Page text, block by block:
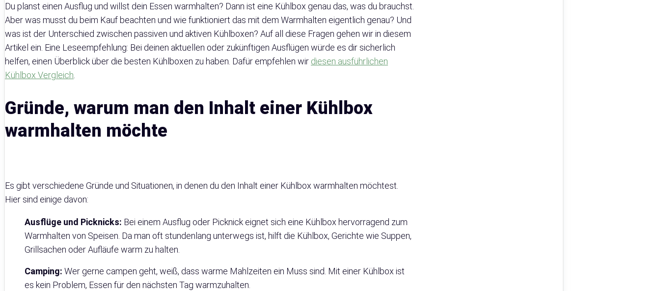
Du planst einen Ausflug und willst dein Essen warmhalten? Dann ist eine Kühlbox genau das, was du brauchst.
Aber was musst du beim Kauf beachten und wie funktioniert das mit dem Warmhalten eigentlich genau? Und
was ist der Unterschied zwischen passiven und aktiven Kühlboxen? Auf all diese Fragen gehen wir in diesem
Artikel ein. Eine Leseempfehlung: Bei deinen aktuellen oder zukünftigen Ausflügen würde es dir sicherlich
helfen, einen Überblick über die besten Kühlboxen zu haben. Dafür empfehlen wir diesen ausführlichen
Kühlbox Vergleich
Gründe, warum man den Inhalt einer Kühlbox
warmhalten möchte
Es gibt verschiedene Gründe und Situationen, in denen du den Inhalt einer Kühlbox warmhalten möchtest.
Hier sind einige davon:
Ausflüge und Picknicks: Bei einem Ausflug oder Picknick eignet sich eine Kühlbox hervorragend zum
Warmhalten von Speisen. Da man oft stundenlang unterwegs ist, hilft die Kühlbox, Gerichte wie Suppen,
Grillsachen oder Aufläufe warm zu halten.
Camping: Wer gerne campen geht, weiß, dass warme Mahlzeiten ein Muss sind. Mit einer Kühlbox ist
es kein Problem, Essen für den nächsten Tag warmzuhalten.